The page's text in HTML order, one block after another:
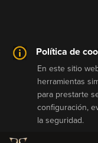
Política de
En este sitio
herramientas
para prestarte
configuración,
la seguridad.